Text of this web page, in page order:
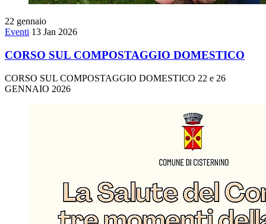
22 gennaio
Eventi 13 Jan 2026
CORSO SUL COMPOSTAGGIO DOMESTICO
CORSO SUL COMPOSTAGGIO DOMESTICO 22 e 26
GENNAIO 2026